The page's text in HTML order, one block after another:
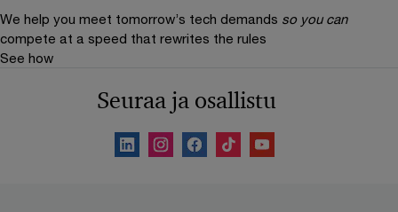
We help you meet tomorrow’s tech demands so you can
compete at a speed that rewrites the rules
See how
Seuraa ja osallistu